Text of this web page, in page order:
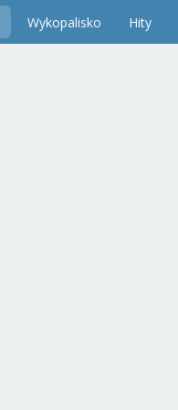
Wykopalisko Hity